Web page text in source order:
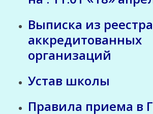
Выписка из реестра
аккредитованных
организаций
Устав школы
Правила приема в